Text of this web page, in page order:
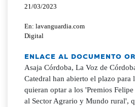
21/03/2023
En: lavanguardia.com
Digital
ENLACE AL DOCUMENTO
Asaja Córdoba, La Voz de
Catedral han abierto el plazo para
quieran optar a los 'Premios
al Sector Agrario y Mundo rural',